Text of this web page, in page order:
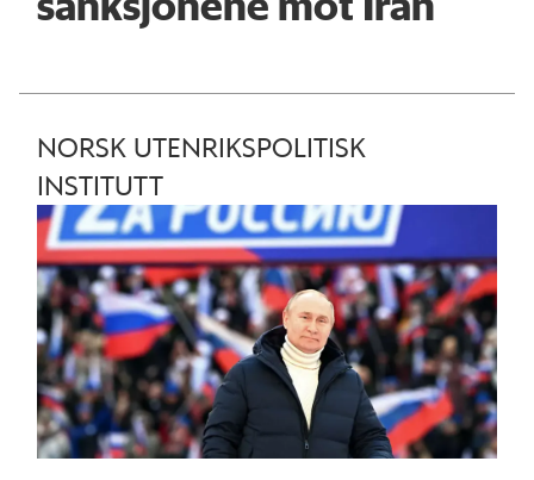
NORSK UTENRIKSPOLITISK
INSTITUTT